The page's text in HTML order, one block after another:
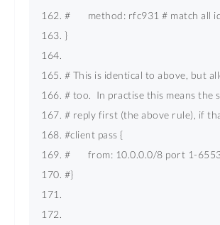
#       method: rfc931 # match
}
# This is identical to above, but
# too.  In practise this means
# reply first (the above rule), if
#client pass {
#       from: 10.0.0.0/8 port 1-
#}